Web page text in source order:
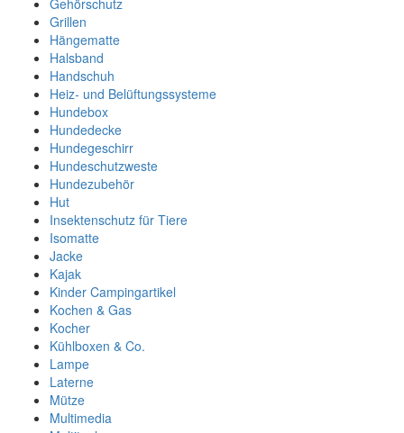
Gehörschutz
Grillen
Hängematte
Halsband
Handschuh
Heiz- und Belüftungssysteme
Hundebox
Hundedecke
Hundegeschirr
Hundeschutzweste
Hundezubehör
Hut
Insektenschutz für Tiere
Isomatte
Jacke
Kajak
Kinder Campingartikel
Kochen & Gas
Kocher
Kühlboxen & Co.
Lampe
Laterne
Mütze
Multimedia